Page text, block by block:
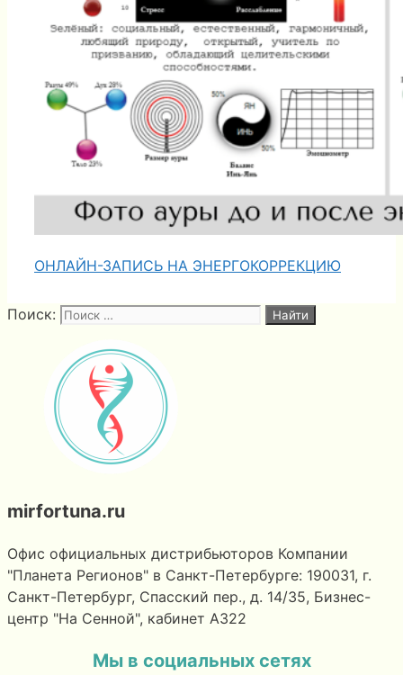
ОНЛАЙН-ЗАПИСЬ НА ЭНЕРГОКОРРЕКЦИЮ
Поиск:
mirfortuna.ru
Офис официальных дистрибьюторов Компании
"Планета Регионов" в Санкт-Петербурге: 190031, г.
Санкт-Петербург, Спасский пер., д. 14/35, Бизнес-
центр "На Сенной", кабинет А322
Мы в социальных сетях